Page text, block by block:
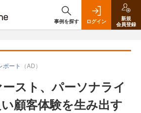
事例を探す ログイン
新規
会員登録
ート （AD）
スト、パーソナライ
顧客体験を生み出す